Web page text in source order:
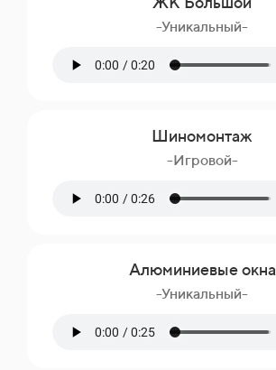
-Уникальный-
Шиномонтаж
-Игровой-
Алюминиевые окна
-Уникальный-